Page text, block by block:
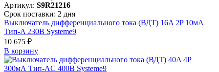
Артикул: S9R21216
Срок поставки: 2 дня
Выключатель дифференциального тока (ВДТ) 16A 2P 10мА
Тип-A 230В Systeme9
10 675 ₽
В корзинy